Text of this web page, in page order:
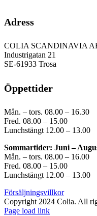
Adress
COLIA SCANDINAVIA
Industrigatan 21
SE-61933 Trosa
Öppettider
Mån. – tors. 08.00 – 16.30
Fred. 08.00 – 15.00
Lunchstängt 12.00 – 13.00
Sommartider: Juni –
Mån. – tors. 08.00 – 16.00
Fred. 08.00 – 15.00
Lunchstängt 12.00 – 13.00
Försäljningsvillkor
Copyright 2024 Colia. All
Page load link